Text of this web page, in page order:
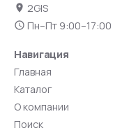
2GIS
Пн–Пт 9:00–17:00
Навигация
Главная
Каталог
О компании
Поиск